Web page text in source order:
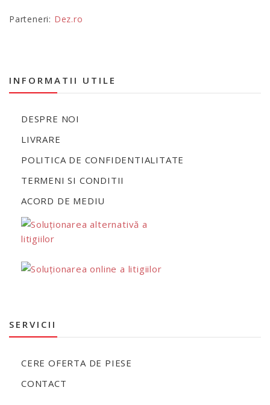
Parteneri: Dez.ro
INFORMATII UTILE
DESPRE NOI
LIVRARE
POLITICA DE CONFIDENTIALITATE
TERMENI SI CONDITII
ACORD DE MEDIU
SERVICII
CERE OFERTA DE PIESE
CONTACT